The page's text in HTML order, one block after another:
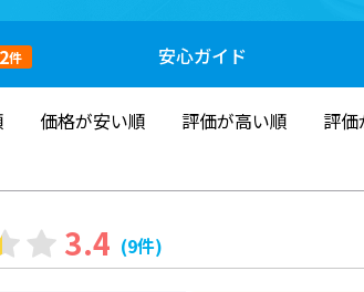
件 安心ガイド
価格が安い順 評価が高い順 評価
3.4 (9件)